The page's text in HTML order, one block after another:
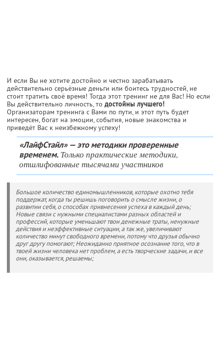
И если Вы не хотите достойно и честно зарабатывать
действительно серьёзные деньги или боитесь трудностей, не
стоит тратить своё время! Тогда этот тренинг не для Вас! Но если
Вы действительно личность, то достойны лучшего!
Организаторам тренинга с Вами по пути, и этот путь будет
интересен, богат на эмоции, события, новые знакомства и
приведёт Вас к неизбежному успеху!
«ЛайфСтайл» — это методики проверенные
временем. Только практические методики,
отшлифованные тысячами участников
Большое количество единомышленников, которые охотно тебя
поддержат, когда ты решишь поговорить о смысле жизни, о
развитии себя, о способах привнесения успеха в каждый день;
Новые связи с нужными специалистами разных областей и
профессий, которые уменьшают твои денежные траты, ненужные
действия и неэффективные ситуации, а так же, увеличивают
количество минут свободного времени, потому что друзья обычно
друг другу помогают; Неожиданно приятное осознание того, что в
твоей жизни человека нет проблем, а есть творческие задачи, и все
они, оказывается, решаемы;